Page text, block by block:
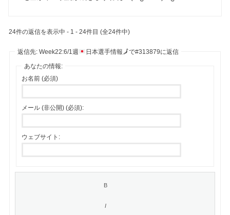
24件の返信を表示中 - 1 - 24件目 (全24件中)
返信先: Week22:6/1週 日本選手情報🗾で#313879に返信
あなたの情報:
お名前 (必須)
メール (非公開) (必須):
ウェブサイト: